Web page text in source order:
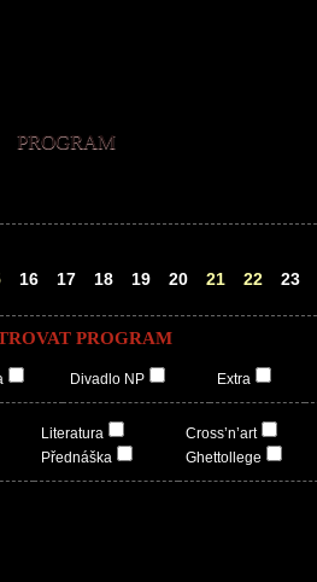
PROGRAM
16 17 18 19 20 21 22 23
PROGRAM
Divadlo NP Extra
Literatura
Přednáška
Cross’n’art
Ghettollege